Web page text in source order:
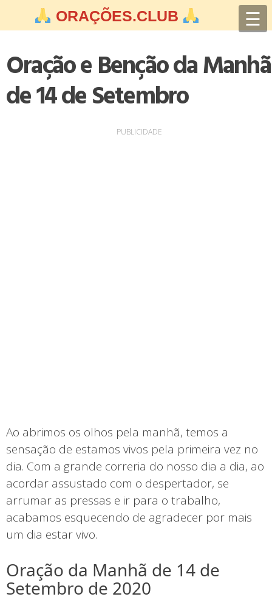
ORAÇÕES.CLUB ☰
Oração e Benção da Manhã
de 14 de Setembro
PUBLICIDADE
Ao abrimos os olhos pela manhã, temos a
sensação de estamos vivos pela primeira vez no
dia. Com a grande correria do nosso dia a dia, ao
acordar assustado com o despertador, se
arrumar as pressas e ir para o trabalho,
acabamos esquecendo de agradecer por mais
um dia estar vivo.
Oração da Manhã de 14 de
Setembro de 2020